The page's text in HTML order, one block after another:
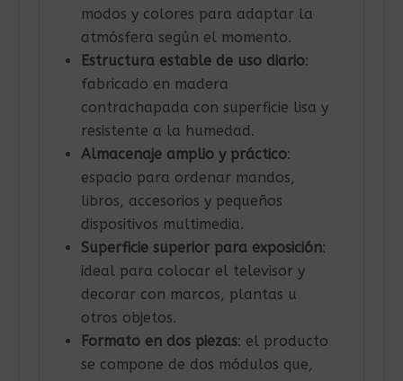
modos y colores para adaptar la
atmósfera según el momento.
Estructura estable de uso diario:
fabricado en madera
contrachapada con superficie lisa y
resistente a la humedad.
Almacenaje amplio y práctico:
espacio para ordenar mandos,
libros, accesorios y pequeños
dispositivos multimedia.
Superficie superior para exposición:
ideal para colocar el televisor y
decorar con marcos, plantas u
otros objetos.
Formato en dos piezas: el producto
se compone de dos módulos que,